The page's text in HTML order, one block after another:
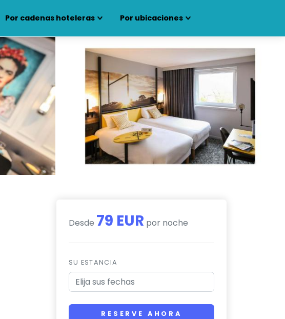
Por cadenas hoteleras Por ubicaciones
Desde 79 EUR por noche
SU ESTANCIA
RESERVE AHORA